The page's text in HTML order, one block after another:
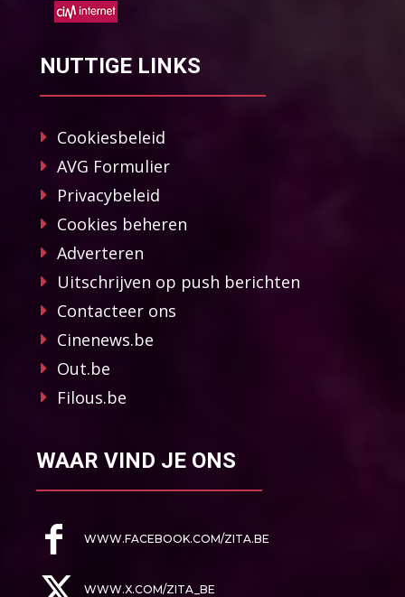
NUTTIGE LINKS
Cookiesbeleid
AVG Formulier
Privacybeleid
Cookies beheren
Adverteren
Uitschrijven op push berichten
Contacteer ons
Cinenews.be
Out.be
Filous.be
WAAR VIND JE ONS
WWW.FACEBOOK.COM/ZITA.BE
WWW.X.COM/ZITA_BE